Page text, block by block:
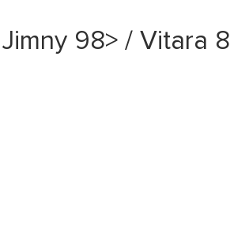
98> / Vitara